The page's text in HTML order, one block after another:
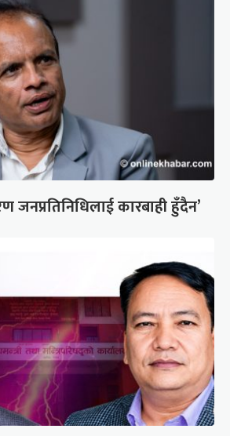
कारबाही हुँदैन’